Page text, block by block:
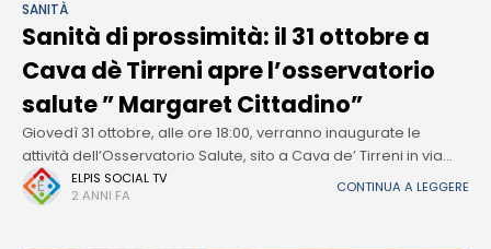
SANITÀ
Sanità di prossimità: il 31 ottobre a
Cava dè Tirreni apre l’osservatorio
salute ” Margaret Cittadino”
Giovedì 31 ottobre, alle ore 18:00, verranno inaugurate le
attività dell’Osservatorio Salute, sito a Cava de’ Tirreni in via
Pasquale Atenolfi n. 32. Questo nuovo centro nasce da una
significativa
ELPIS SOCIAL TV
2 ANNI FA
CONTINUA A LEGGERE